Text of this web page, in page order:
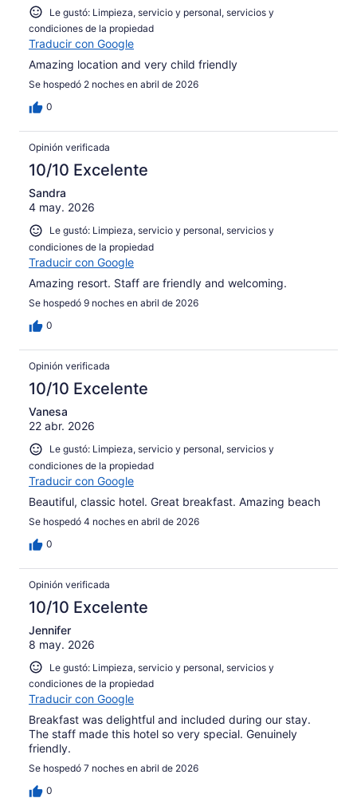
Le gustó: Limpieza, servicio y personal, servicios y
condiciones de la propiedad
Traducir con Google
Amazing location and very child friendly
Se hospedó 2 noches en abril de 2026
0
Opinión verificada
10/10 Excelente
Sandra
4 may. 2026
Le gustó: Limpieza, servicio y personal, servicios y
condiciones de la propiedad
Traducir con Google
Amazing resort. Staff are friendly and welcoming.
Se hospedó 9 noches en abril de 2026
0
Opinión verificada
10/10 Excelente
Vanesa
22 abr. 2026
Le gustó: Limpieza, servicio y personal, servicios y
condiciones de la propiedad
Traducir con Google
Beautiful, classic hotel. Great breakfast. Amazing beach
Se hospedó 4 noches en abril de 2026
0
Opinión verificada
10/10 Excelente
Jennifer
8 may. 2026
Le gustó: Limpieza, servicio y personal, servicios y
condiciones de la propiedad
Traducir con Google
Breakfast was delightful and included during our stay.
The staff made this hotel so very special. Genuinely
friendly.
Se hospedó 7 noches en abril de 2026
0